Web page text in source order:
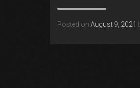
Posted on August 9, 2021